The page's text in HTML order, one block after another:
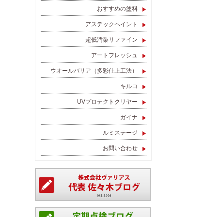
おすすめの塗料
アステックペイント
超低汚染リファイン
アートフレッシュ
ウオールバリア（多彩仕上工法）
キルコ
UVプロテクトクリヤー
ガイナ
ルミステージ
お問い合わせ